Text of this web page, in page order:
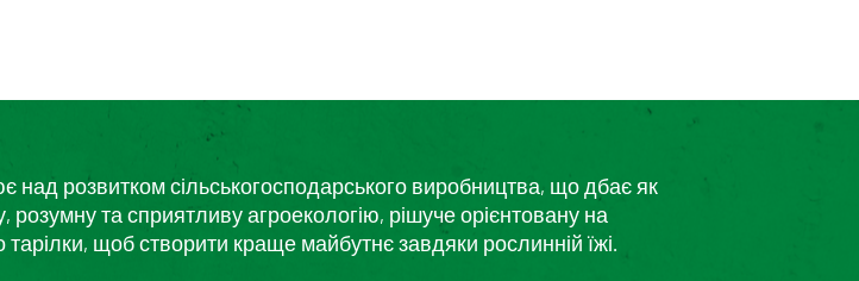
над розвитком сільськогосподарського виробництва, що дбає як
та сприятливу агроекологію, рішуче орієнтовану на
щоб створити краще майбутнє завдяки рослинній їжі.